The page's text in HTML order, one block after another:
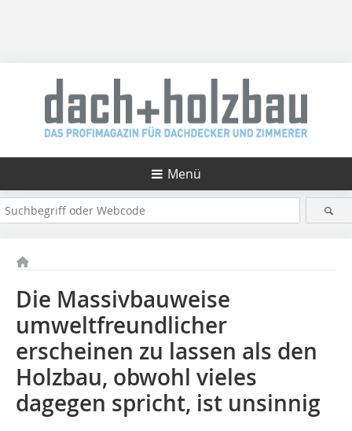
Menü
Die Massivbauweise
umweltfreundlicher
erscheinen zu lassen als den
Holzbau, obwohl vieles
dagegen spricht, ist unsinnig